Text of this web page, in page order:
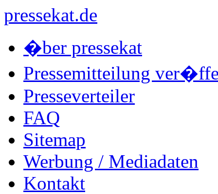
pressekat.de
�ber pressekat
Pressemitteilung
Presseverteiler
FAQ
Sitemap
Werbung / Mediadaten
Kontakt